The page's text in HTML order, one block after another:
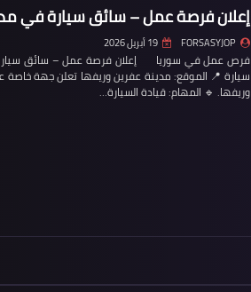
إعلان فرصة عمل – سائق سيارة في
FORSASYJOP 19 أبريل 2026
فرص عمل في سوريا إعلان فرصة عمل – سائق
سيارة 📍 الموقع: مدينة عفرين وريفها تعلن جهة
وريفها. 🔹 المهام: قيادة السيارة…